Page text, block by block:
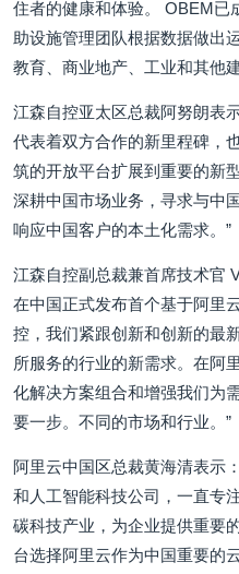
住者的健康和体验。 OBEM已
助设施管理团队根据数据做出
教育、商业地产、工业和其他
江森自控亚太区总裁阿努朗表
代表着双方合作的新里程碑，
筑的开放平台扩展到重要的新
深耕中国市场业务，寻求与中
响应中国客户的本土化需求。”
江森自控副总裁兼首席技术官
在中国正式发布首个基于阿里
控，我们紧跟创新和创新的最
所服务的行业的新需求。在阿
化解决方案组合和增强我们为
要一步。不同的市场和行业。”
阿里云中国区总裁黄海清表示
和人工智能科技公司，一直专
碳科技产业，为企业提供重要
台选择阿里云作为中国重要的